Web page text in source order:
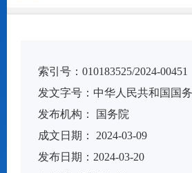
索引号： 010183525/2024-00451
发文字号： 中华人民共和国国
发布机构：
国务院
成文日期： 2024-03-09
发布日期： 2024-03-20